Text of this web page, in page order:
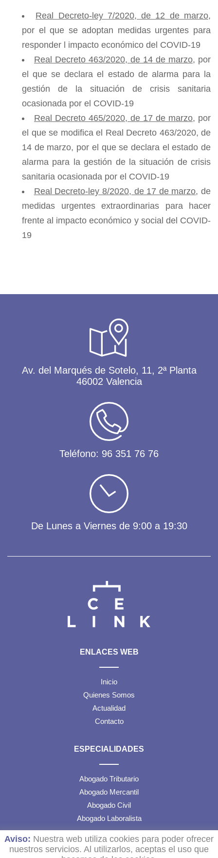
Aviso: Nuestra web utiliza cookies para poder ofrecer
nuestros servicios. Al utilizarlos, aceptas el uso que
Real Decreto-ley 7/2020, de 12 de marzo,
por el que se adoptan medidas urgentes para
responder l impacto económico del COVID-19
Real Decreto 463/2020, de 14 de marzo, por
el que se declara el estado de alarma para la
gestión de la situación de crisis sanitaria
ocasionada por el COVID-19
Real Decreto 465/2020, de 17 de marzo, por
el que se modifica el Real Decreto 463/2020, de
14 de marzo, por el que se declara el estado de
alarma para la gestión de la situación de crisis
sanitaria ocasionada por el COVID-19
Real Decreto-ley 8/2020, de 17 de marzo, de
medidas urgentes extraordinarias para hacer
frente al impacto económico y social del COVID-
19
Av. del Marqués de Sotelo, 11, 2ª Planta
46002 Valencia
Teléfono: 96 351 76 76
De Lunes a Viernes de 9:00 a 19:30
ENLACES WEB
Inicio
Quienes Somos
Actualidad
Contacto
ESPECIALIDADES
Abogado Tributario
Abogado Mercantil
Abogado Civil
Abogado Laboralista
TEXTOS LEGALES